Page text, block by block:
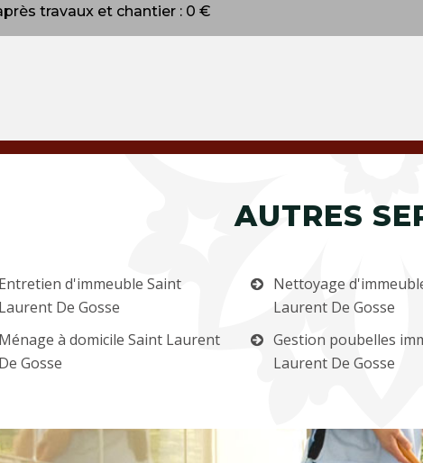
travaux et chantier : 0 €
AUTRES
Entretien d'immeuble Saint
Laurent De Gosse
Ménage à domicile Saint Laurent
De Gosse
Nettoyage
Laurent De Gosse
Gestion poubelles
Laurent De Gosse